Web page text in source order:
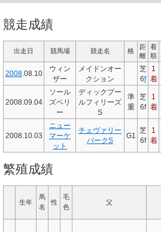
競走成績
出走日 競馬場 競走名 格
距
離
着
順
2008.08.10
ウィン
ザー
メイドンオー
クション
芝
6f
1
着
2008.09.04
ソール
ズベリ
ー
ディックプー
ルフィリーズ
S
準
重
芝
6f
1
着
2008.10.03
ニュー
マーケ
ット
チェヴァリー
パークS
G1
芝
6f
1
着
繁殖成績
生年
馬
名
性
毛
色
父